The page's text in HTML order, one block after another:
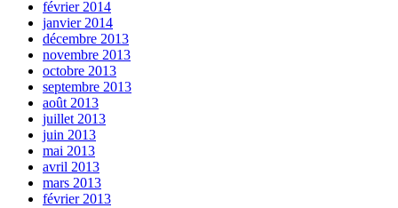
février 2014
janvier 2014
décembre 2013
novembre 2013
octobre 2013
septembre 2013
août 2013
juillet 2013
juin 2013
mai 2013
avril 2013
mars 2013
février 2013